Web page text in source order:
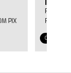
PIX
PRETA
R$46,90
R$44,56
COMPRAR